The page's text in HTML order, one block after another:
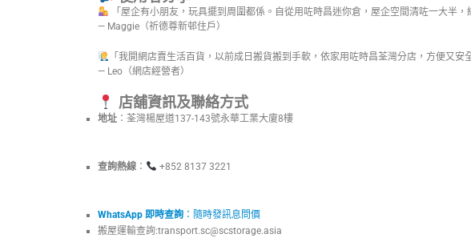
「屋企有小朋友，玩具擺到周圍都係。自從用咗時昌迷你倉，屋企空間清咗一大半，
— Maggie（祈德尊新邨住戶）
「我開網店賣生活百貨，以前成日搬貨搬到手軟，依家用咗時昌荃灣分店，方便又安
— Leo（網店經營者）
店舖資訊及聯絡方式
地址 ：荃灣楊屋道137-143號永華工業大廈8樓
查詢熱線 ： +852 8137 3221
WhatsApp 即時查詢 ：隨時發訊息問價
搬屋運輸查詢:transport.sc@scstorage.asia